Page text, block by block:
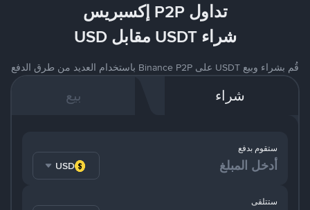
تداول P2P إكسبريس
شراء USDT مقابل USD
قُم بشراء وبيع USDT على Binance P2P باستخدام العديد من طرق الدفع
شراء بيع
ستقوم بدفع
USD
ستتلقى